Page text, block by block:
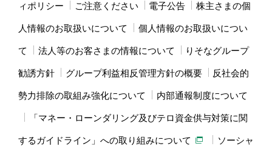
ィポリシー ご注意ください 電子公告 株主さまの個
人情報のお取扱いについて 個人情報のお取扱いについ
て 法人等のお客さまの情報について りそなグループ
勧誘方針 グループ利益相反管理方針の概要 反社会的
勢力排除の取組み強化について 内部通報制度について
「マネー・ローンダリング及びテロ資金供与対策に関
するガイドライン」への取り組みについて ソーシャ